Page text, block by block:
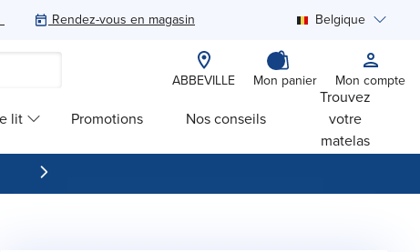
Rendez-vous en magasin Belgique
ABBEVILLE Mon panier Mon compte
lit Promotions Nos conseils
Trouvez
votre
matelas